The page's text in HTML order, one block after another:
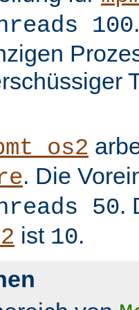
100
. Die
50.
ist 10.